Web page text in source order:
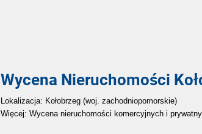
Wycena Nieruchomości
Lokalizacja: Kołobrzeg (woj. zachodniopomorskie)
Więcej: Wycena nieruchomości komercyjnych i